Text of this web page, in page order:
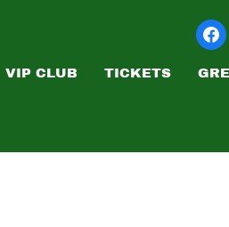
VIP CLUB TICKETS